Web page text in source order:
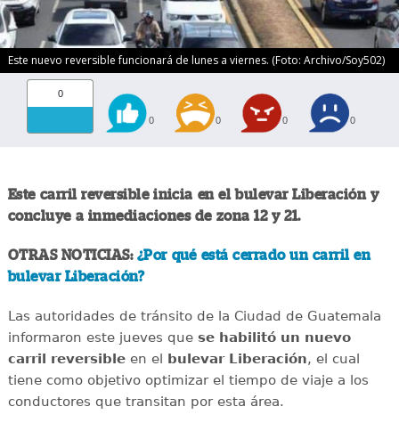
Este nuevo reversible funcionará de lunes a viernes. (Foto: Archivo/Soy502)
0
0 0 0 0
Este carril reversible inicia en el bulevar Liberación y
concluye a inmediaciones de zona 12 y 21.
OTRAS NOTICIAS: ¿Por qué está cerrado un carril en
bulevar Liberación?
Las autoridades de tránsito de la Ciudad de Guatemala
informaron este jueves que se habilitó un nuevo
carril reversibleen el bulevar Liberación, el cual
tiene como objetivo optimizar el tiempo de viaje a los
conductores que transitan por esta área.